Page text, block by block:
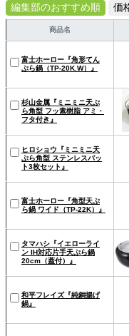
編集部のおすすめ順
価
商品名
富士ホーロー『角形てん
ぷら鍋（TP-20K.W）』
杉山金属『ミニミニ天ぷ
ら角型 フッ素樹脂 アミ・
フタ付き』
ヒロショウ『ミニミニ天
ぷら角型 ステンレスバッ
ト3枚セット』
富士ホーロー『角型天ぷ
ら鍋 ワイド（TP-22K）』
タマハシ『イエローライ
ン IH対応片手天ぷら鍋
20cm（蓋付）』
和平フレイズ『純銅揚げ
鍋』